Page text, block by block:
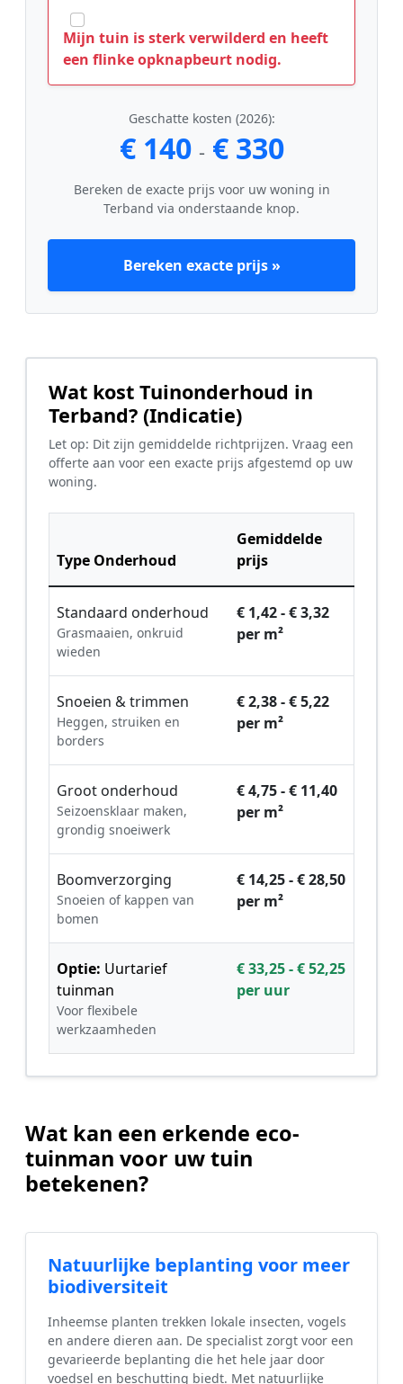
Mijn tuin is sterk verwilderd en heeft
een flinke opknapbeurt nodig.
Geschatte kosten (2026):
€ 140 - € 330
Bereken de exacte prijs voor uw woning in
Terband via onderstaande knop.
Bereken exacte prijs »
Wat kost Tuinonderhoud in
Terband? (Indicatie)
Let op: Dit zijn gemiddelde richtprijzen. Vraag een
offerte aan voor een exacte prijs afgestemd op uw
woning.
Type Onderhoud
Gemiddelde
prijs
Standaard onderhoud
Grasmaaien, onkruid
wieden
€ 1,42 - € 3,32
per m²
Snoeien & trimmen
Heggen, struiken en
borders
€ 2,38 - € 5,22
per m²
Groot onderhoud
Seizoensklaar maken,
grondig snoeiwerk
€ 4,75 - € 11,40
per m²
Boomverzorging
Snoeien of kappen van
bomen
€ 14,25 - € 28,50
per m²
Optie: Uurtarief
tuinman
Voor flexibele
werkzaamheden
€ 33,25 - € 52,25
per uur
Wat kan een erkende eco-
tuinman voor uw tuin
betekenen?
Natuurlijke beplanting voor meer
biodiversiteit
Inheemse planten trekken lokale insecten, vogels
en andere dieren aan. De specialist zorgt voor een
gevarieerde beplanting die het hele jaar door
voedsel en beschutting biedt. Met natuurlijke